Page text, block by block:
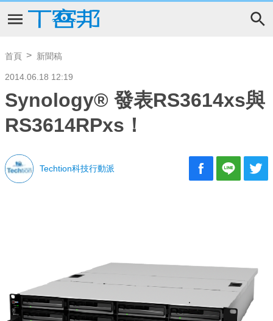
首頁 新聞稿
2014.06.18 12:19
Synology® 發表RS3614xs與
RS3614RPxs！
Techtion科技行動派